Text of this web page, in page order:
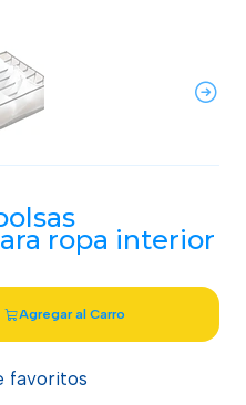
ropa interior
Agregar al Carro
favoritos